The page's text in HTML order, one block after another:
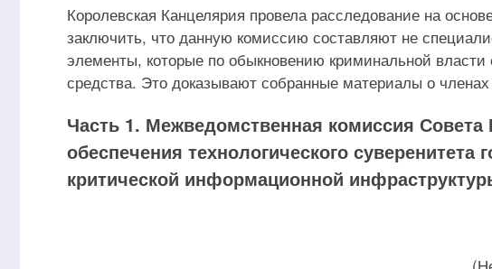
Королевская Канцелярия провела расследование на
заключить, что данную комиссию составляют не
элементы, которые по обыкновению криминальной
средства. Это доказывают собранные материалы о
Часть 1. Межведомственная комиссия
обеспечения технологического суверенитета
критической информационной